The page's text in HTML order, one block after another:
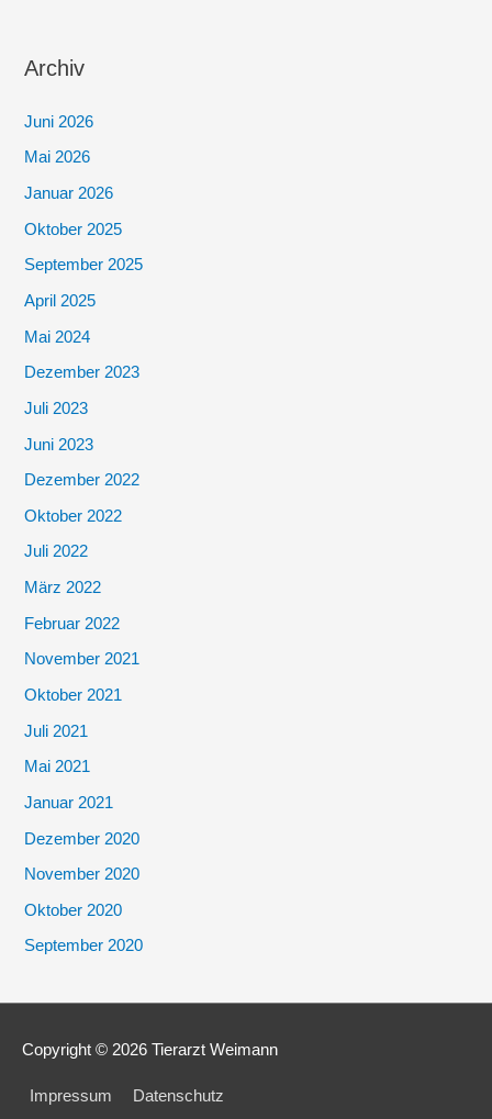
Archiv
Juni 2026
Mai 2026
Januar 2026
Oktober 2025
September 2025
April 2025
Mai 2024
Dezember 2023
Juli 2023
Juni 2023
Dezember 2022
Oktober 2022
Juli 2022
März 2022
Februar 2022
November 2021
Oktober 2021
Juli 2021
Mai 2021
Januar 2021
Dezember 2020
November 2020
Oktober 2020
September 2020
Copyright © 2026 Tierarzt Weimann
Impressum Datenschutz